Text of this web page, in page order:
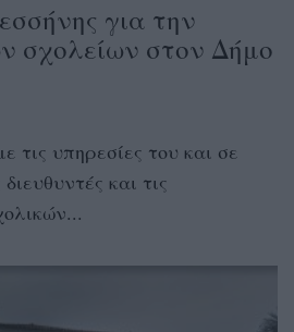
για την
σχολείων στον Δήμο
τις υπηρεσίες του και σε
και τις